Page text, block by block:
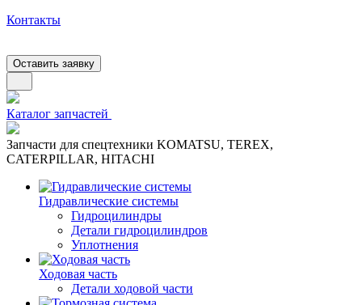
Контакты
Оставить заявку
Каталог запчастей
Запчасти для спецтехники KOMATSU, TEREX,
CATERPILLAR, HITACHI
Гидравлические системы
Гидроцилиндры
Детали гидроцилиндров
Уплотнения
Ходовая часть
Детали ходовой части